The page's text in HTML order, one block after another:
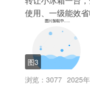
使用、一级能效
图3
浏览：3077 2025